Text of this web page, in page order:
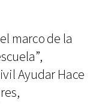
marco de la
Ayudar Hace